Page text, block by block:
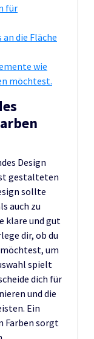
für
an die Fläche
wie
möchtest.
Design
gestalteten
sollte
auch zu
klare und gut
dir, ob du
um
spielt
dich für
und die
Ein
Farben sorgt